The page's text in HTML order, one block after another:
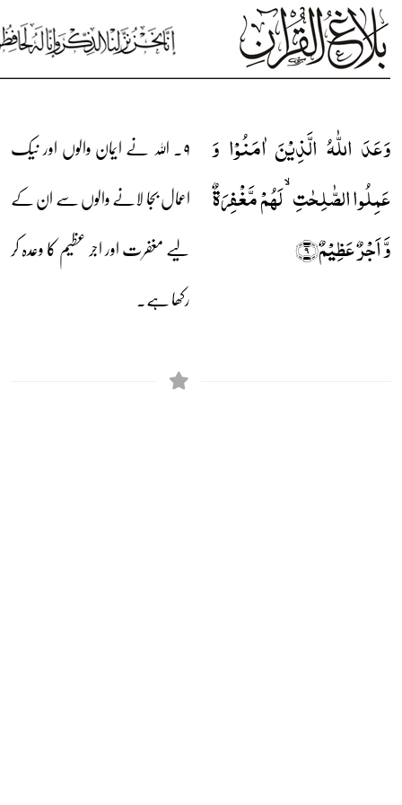
وَعَدَ اللّٰہُ الَّذِیۡنَ اٰمَنُوۡا وَ
عَمِلُوا الصّٰلِحٰتِ ۙ لَہُمۡ مَّغۡفِرَۃٌ
وَّ اَجۡرٌ عَظِیۡمٌ﴿۹﴾
۹۔ اللہ نے ایمان والوں اور نیک
اعمال بجا لانے والوں سے ان کے
لیے مغفرت اور اجر عظیم کا وعدہ کر
رکھا ہے۔